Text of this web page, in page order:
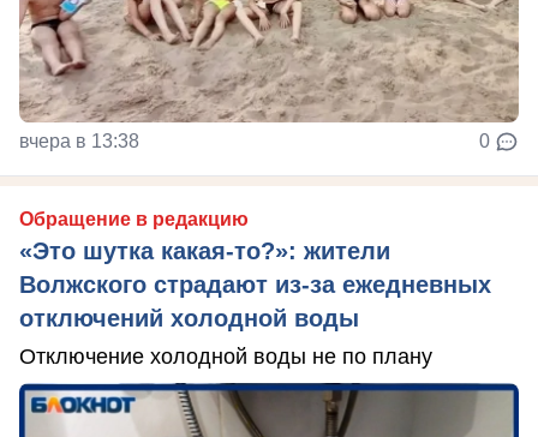
вчера в 13:38 0
Обращение в редакцию
«Это шутка какая-то?»: жители
Волжского страдают из‑за ежедневных
отключений холодной воды
Отключение холодной воды не по плану